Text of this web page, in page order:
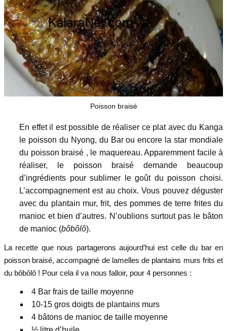
Poisson braisé
En effet il est possible de réaliser ce plat avec du Kanga
le poisson du Nyong, du Bar ou encore la star mondiale
du poisson braisé , le maquereau. Apparemment facile à
réaliser, le poisson braisé demande beaucoup
d’ingrédients pour sublimer le goût du poisson choisi.
L’accompagnement est au choix. Vous pouvez déguster
avec du plantain mur, frit, des pommes de terre frites du
manioc et bien d’autres. N’oublions surtout pas le bâton
de manioc (bôbôlô).
La recette que nous partagerons aujourd’hui est celle du bar en
poisson braisé, accompagné de lamelles de plantains murs frits et
du bôbôlô ! Pour cela il va nous falloir, pour 4 personnes :
4 Bar frais de taille moyenne
10-15 gros doigts de plantains murs
4 bâtons de manioc de taille moyenne